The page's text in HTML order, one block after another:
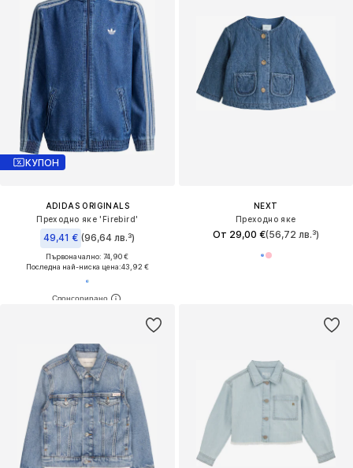
КУПОН
ADIDAS ORIGINALS
Преходно яке 'Firebird'
49,41 € (96,64 лв.³)
Първоначално: 74,90 €
Последна най-ниска цена:43,92 €
NEXT
Преходно яке
От 29,00 €(56,72 лв.³)